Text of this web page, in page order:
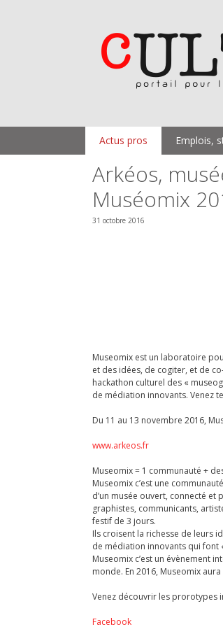
Actus pros Emplois,
Arkéos,
Muséomix
31 octobre 2016
Museomix est un laboratoire
et des idées, de cogiter, et de
hackathon culturel des «
de médiation innovants. Venez
Du 11 au 13 novembre 2016,
www.arkeos.fr
Museomix = 1 communauté +
Museomix c’est une
d’un musée ouvert, connecté
graphistes, communicants,
festif de 3 jours.
Ils croisent la richesse de leurs
de médiation innovants qui font
Museomix c’est un évènement
monde. En 2016, Museomix
Venez découvrir les prorotypes
Facebook